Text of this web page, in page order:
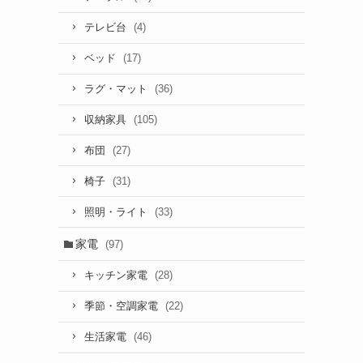
テレビ台 (4)
ベッド (17)
ラグ・マット (36)
収納家具 (105)
布団 (27)
椅子 (31)
照明・ライト (33)
家電 (97)
キッチン家電 (28)
季節・空調家電 (22)
生活家電 (46)